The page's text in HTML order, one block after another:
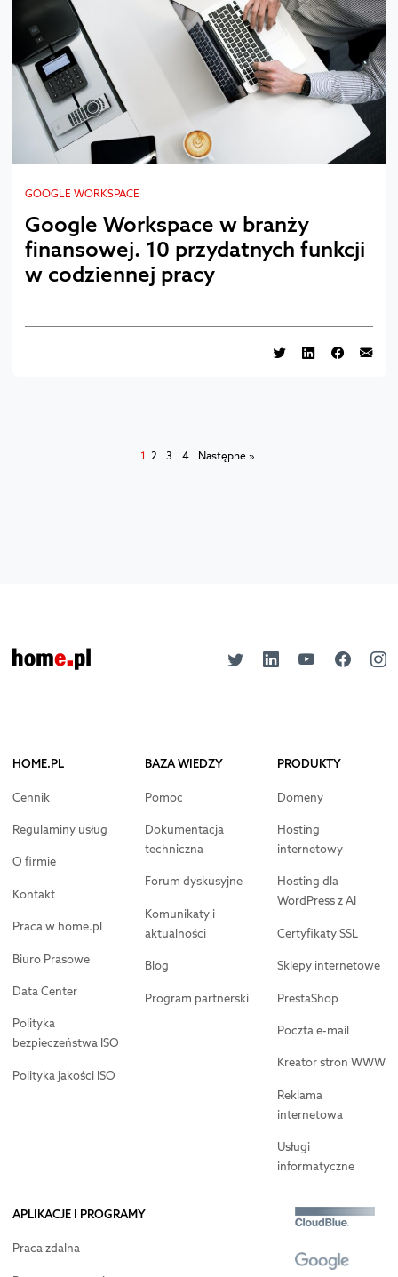
GOOGLE WORKSPACE
Google Workspace w branży
finansowej. 10 przydatnych funkcji
w codziennej pracy
1 2 3 4 Następne »
HOME.PL
Cennik
Regulaminy usług
O firmie
Kontakt
Praca w home.pl
Biuro Prasowe
Data Center
Polityka
bezpieczeństwa ISO
Polityka jakości ISO
BAZA WIEDZY
Pomoc
Dokumentacja
techniczna
Forum dyskusyjne
Komunikaty i
aktualności
Blog
Program partnerski
PRODUKTY
Domeny
Hosting
internetowy
Hosting dla
WordPress z AI
Certyfikaty SSL
Sklepy internetowe
PrestaShop
Poczta e-mail
Kreator stron WWW
Reklama
internetowa
Usługi
informatyczne
APLIKACJE I PROGRAMY
Praca zdalna